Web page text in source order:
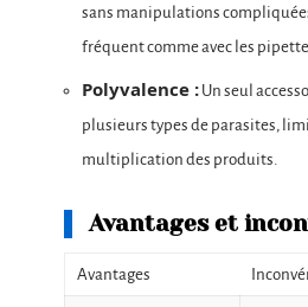
sans manipulations
fréquent comme avec les
Polyvalence : Un seul
plusieurs types de parasites,
multiplication des produits.
Avantages et
Avantages